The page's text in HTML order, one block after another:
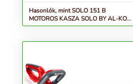
Hasonlók, mint SOLO 151 B
MOTOROS KASZA SOLO BY AL-KO
Várható 08.23